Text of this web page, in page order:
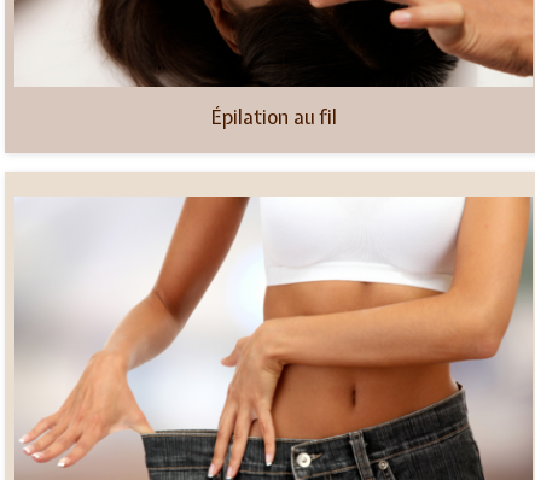
Épilation au fil